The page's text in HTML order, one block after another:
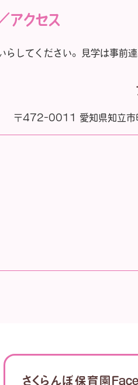
クセス
らしてください。 見学は事前
〒472-0011 愛知県知立
さくらんぼ保育園